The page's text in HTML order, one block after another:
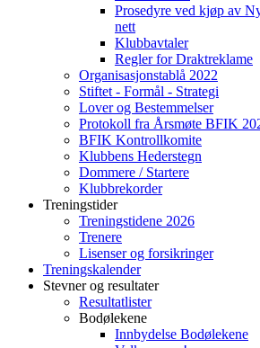
Prosedyre ved kjøp av
nett
Klubbavtaler
Regler for Draktreklame
Organisasjonstablå 2022
Stiftet - Formål - Strategi
Lover og Bestemmelser
Protokoll fra Årsmøte BFIK
BFIK Kontrollkomite
Klubbens Hederstegn
Dommere / Startere
Klubbrekorder
Treningstider
Treningstidene 2026
Trenere
Lisenser og forsikringer
Treningskalender
Stevner og resultater
Resultatlister
Bodølekene
Innbydelse Bodølekene